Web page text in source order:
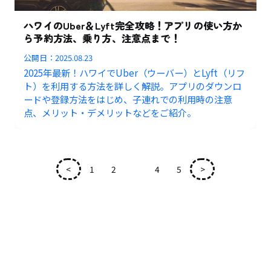
ハワイのUber＆Lyft完全攻略！アプリの使い方か
ら予約方法、乗り方、注意点まで！
公開日：2025.08.23
2025年最新！ハワイでUber（ウーバー）とLyft（リフ
ト）を利用する方法を詳しく解説。アプリのダウンロ
ードや登録方法をはじめ、子連れでの利用時の注意
点、メリット・デメリットなどをご紹介。
< 1 2 4 5 >